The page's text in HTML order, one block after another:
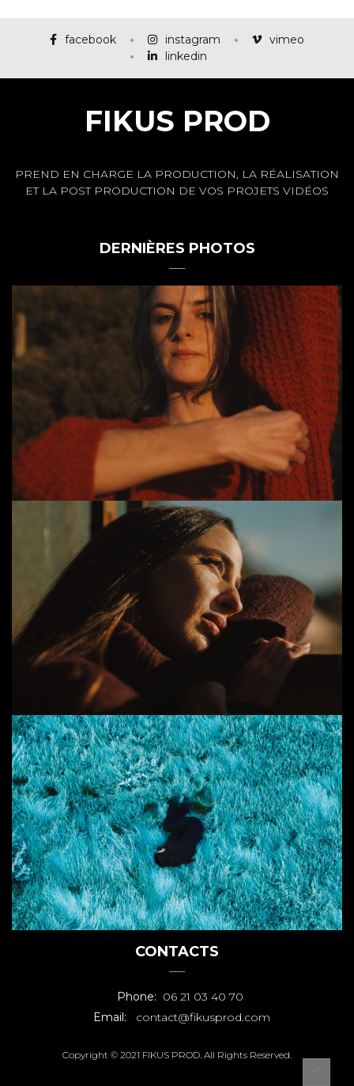
facebook instagram
vimeo
linkedin
FIKUS PROD
PREND EN CHARGE LA PRODUCTION, LA RÉALISATION
ET LA POST PRODUCTION DE VOS PROJETS VIDÉOS
DERNIÈRES PHOTOS
CONTACTS
Phone: 06 21 03 40 70
Email:
contact@fikusprod.com
Copyright © 2021 FIKUS PROD. All Rights Reserved.